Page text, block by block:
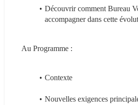
Découvrir comment Bureau
accompagner dans cette
Au Programme :
Contexte
Nouvelles exigences